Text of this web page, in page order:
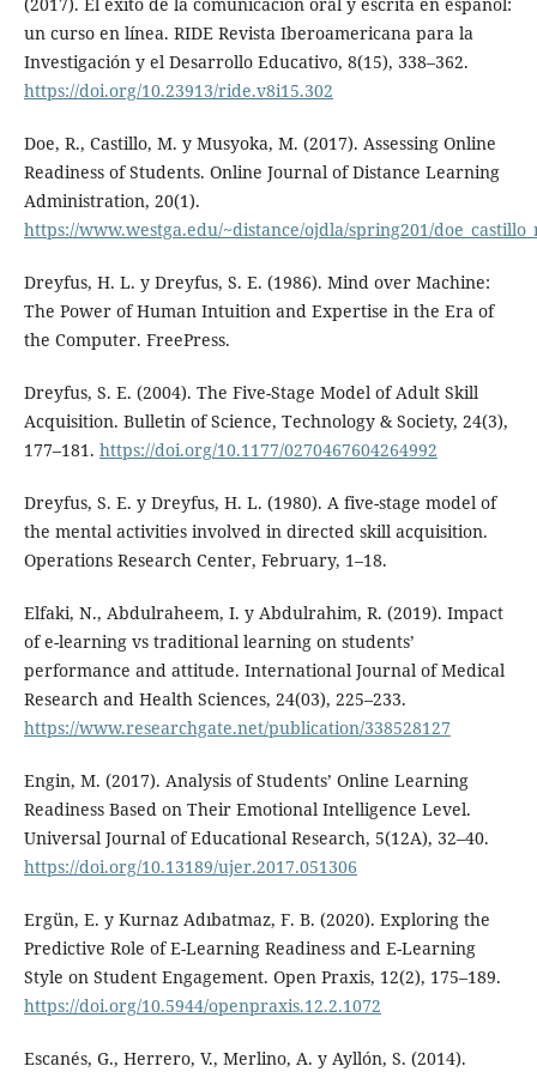
un curso en línea. RIDE Revista Iberoamericana para la
Investigación y el Desarrollo Educativo, 8(15), 338–362.
https://doi.org/10.23913/ride.v8i15.302
Doe, R., Castillo, M. y Musyoka, M. (2017). Assessing Online
Readiness of Students. Online Journal of Distance Learning
Administration, 20(1).
https://www.westga.edu/~distance/ojdla/spring201/
Dreyfus, H. L. y Dreyfus, S. E. (1986). Mind over Machine:
The Power of Human Intuition and Expertise in the Era of
the Computer. FreePress.
Dreyfus, S. E. (2004). The Five-Stage Model of Adult Skill
Acquisition. Bulletin of Science, Technology & Society, 24(3),
177–181. https://doi.org/10.1177/0270467604264992
Dreyfus, S. E. y Dreyfus, H. L. (1980). A five-stage model of
the mental activities involved in directed skill acquisition.
Operations Research Center, February, 1–18.
Elfaki, N., Abdulraheem, I. y Abdulrahim, R. (2019). Impact
of e-learning vs traditional learning on students’
performance and attitude. International Journal of Medical
Research and Health Sciences, 24(03), 225–233.
https://www.researchgate.net/publication/338528127
Engin, M. (2017). Analysis of Students’ Online Learning
Readiness Based on Their Emotional Intelligence Level.
Universal Journal of Educational Research, 5(12A), 32–40.
https://doi.org/10.13189/ujer.2017.051306
Ergün, E. y Kurnaz Adıbatmaz, F. B. (2020). Exploring the
Predictive Role of E-Learning Readiness and E-Learning
Style on Student Engagement. Open Praxis, 12(2), 175–189.
https://doi.org/10.5944/openpraxis.12.2.1072
Escanés, G., Herrero, V., Merlino, A. y Ayllón, S. (2014).